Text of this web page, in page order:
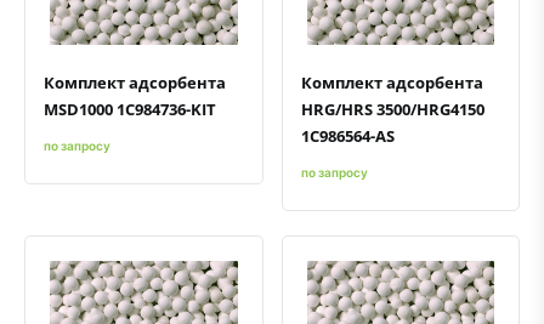
Комплект адсорбента
MSD1000 1C984736-KIT
по запросу
Комплект адсорбента
HRG/HRS 3500/HRG4150
1C986564-AS
по запросу